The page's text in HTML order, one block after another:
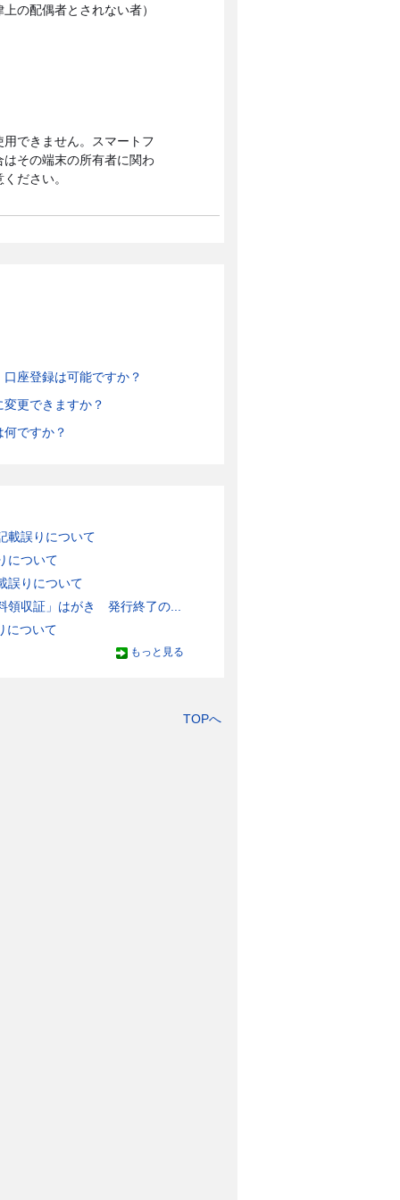
の配偶者とされない者）
できません。スマートフ
その端末の所有者に関わ
ださい。
座登録は可能ですか？
更できますか？
ですか？
載誤りについて
について
誤りについて
領収証」はがき 発行終了の...
について
もっと見る
TOPへ